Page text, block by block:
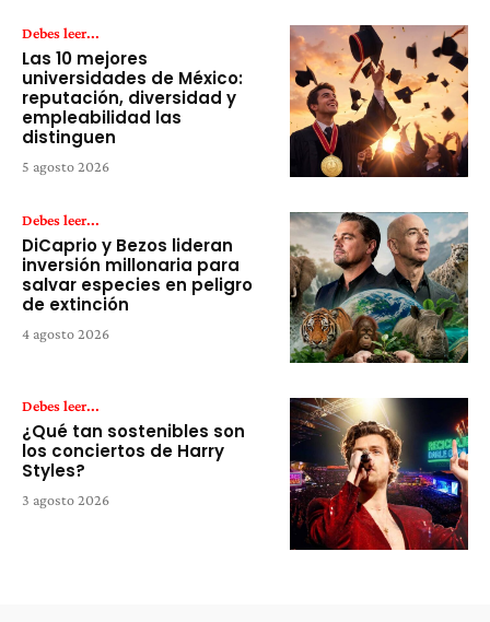
Debes leer...
Las 10 mejores
universidades de México:
reputación, diversidad y
empleabilidad las
distinguen
5 agosto 2026
Debes leer...
DiCaprio y Bezos lideran
inversión millonaria para
salvar especies en peligro
de extinción
4 agosto 2026
Debes leer...
¿Qué tan sostenibles son
los conciertos de Harry
Styles?
3 agosto 2026